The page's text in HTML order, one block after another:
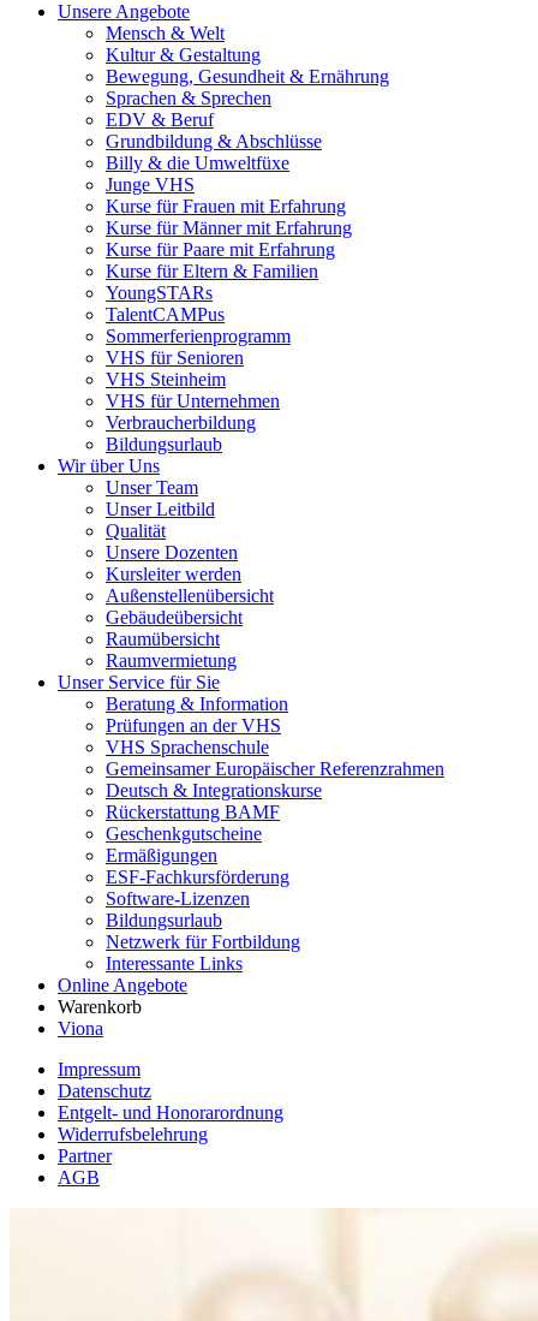
Unsere Angebote
Mensch & Welt
Kultur & Gestaltung
Bewegung, Gesundheit & Ernährung
Sprachen & Sprechen
EDV & Beruf
Grundbildung & Abschlüsse
Billy & die Umweltfüxe
Junge VHS
Kurse für Frauen mit Erfahrung
Kurse für Männer mit Erfahrung
Kurse für Paare mit Erfahrung
Kurse für Eltern & Familien
YoungSTARs
TalentCAMPus
Sommerferienprogramm
VHS für Senioren
VHS Steinheim
VHS für Unternehmen
Verbraucherbildung
Bildungsurlaub
Wir über Uns
Unser Team
Unser Leitbild
Qualität
Unsere Dozenten
Kursleiter werden
Außenstellenübersicht
Gebäudeübersicht
Raumübersicht
Raumvermietung
Unser Service für Sie
Beratung & Information
Prüfungen an der VHS
VHS Sprachenschule
Gemeinsamer Europäischer Referenzrahmen
Deutsch & Integrationskurse
Rückerstattung BAMF
Geschenkgutscheine
Ermäßigungen
ESF-Fachkursförderung
Software-Lizenzen
Bildungsurlaub
Netzwerk für Fortbildung
Interessante Links
Online Angebote
Warenkorb
Viona
Impressum
Datenschutz
Entgelt- und Honorarordnung
Widerrufsbelehrung
Partner
AGB